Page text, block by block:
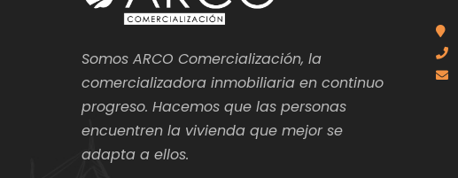
Somos ARCO Comercialización, la
comercializadora inmobiliaria en continuo
progreso. Hacemos que las personas
encuentren la vivienda que mejor se
adapta a ellos.